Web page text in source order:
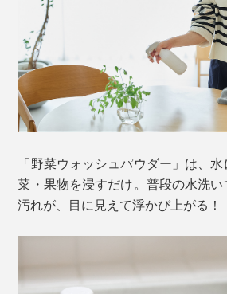
「野菜ウォッシュパウダー」は、
菜・果物を浸すだけ。普段の水洗
汚れが、目に見えて浮かび上がる！